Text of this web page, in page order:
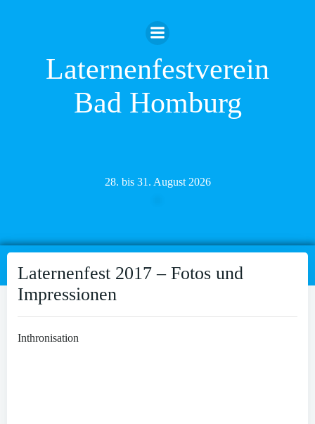
Inhalt
springen
Laternenfestverein
Bad Homburg
28. bis 31. August 2026
Laternenfest 2017 – Fotos und
Impressionen
Inthronisation